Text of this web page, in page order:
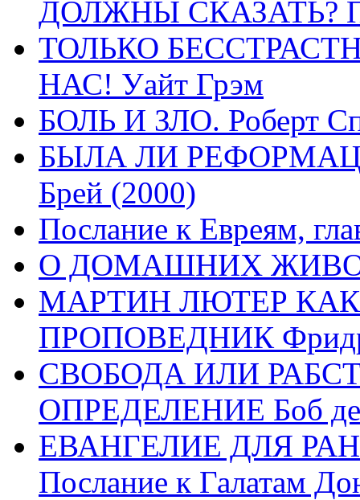
ДОЛЖНЫ СКАЗАТЬ?
ТОЛЬКО
НАС! Уайт Грэм
БОЛЬ И ЗЛО. Роберт
БЫЛА ЛИ
Брей (2000)
Послание к Евреям,
О ДОМАШНИХ
МАРТИН ЛЮТЕР
ПРОПОВЕДНИК
СВОБОДА ИЛИ
ОПРЕДЕЛЕНИЕ Боб де
ЕВАНГЕЛИЕ ДЛЯ
Послание к Галатам